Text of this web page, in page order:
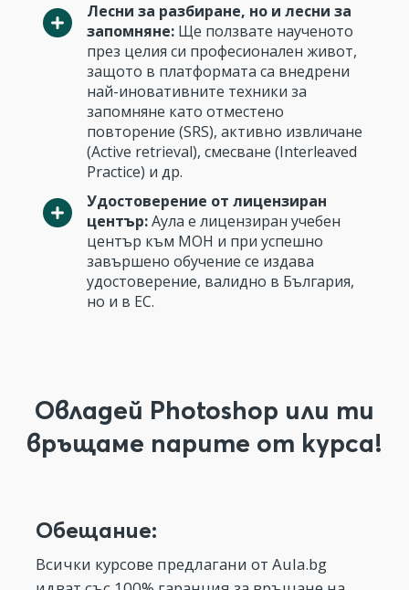
Лесни за разбиране, но и лесни за
запомняне: Ще ползвате наученото
през целия си професионален живот,
защото в платформата са внедрени
най-иновативните техники за
запомняне като отместено
повторение (SRS), активно извличане
(Active retrieval), смесване (Interleaved
Practice) и др.
Удостоверение от лицензиран
център:Аула е лицензиран учебен
център към МОН и при успешно
завършено обучение се издава
удостоверение, валидно в България,
но и в ЕС.
Овладей Photoshop или ти
връщаме парите от курса!
Обещание:
Всички курсове предлагани от Aula.bg